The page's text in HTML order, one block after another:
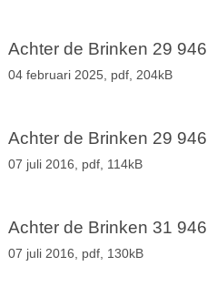
Achter de Brinken 29
04 februari 2025, pdf, 204kB
Achter de Brinken 29
07 juli 2016, pdf, 114kB
Achter de Brinken 31
07 juli 2016, pdf, 130kB